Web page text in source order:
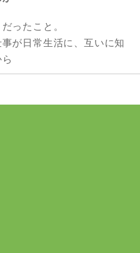
ったこと。
が日常生活に、互いに知